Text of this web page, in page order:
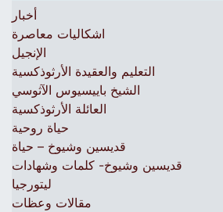
أخبار
اشكاليات معاصرة
الإنجيل
التعليم والعقيدة الأرثوذكسية
الشيخ باييسيوس الآثوسي
العائلة الأرثوذكسية
حياة روحية
قديسين وشيوخ – حياة
قديسين وشيوخ- كلمات وشهادات
ليتورجيا
مقالات وعظات